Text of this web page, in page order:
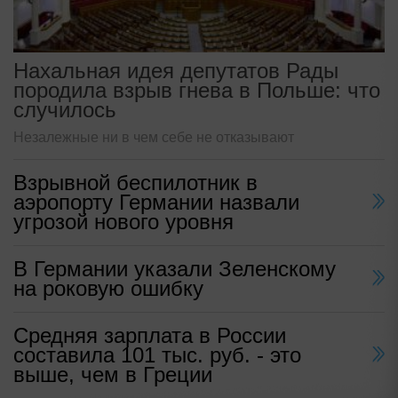
Нахальная идея депутатов Рады
породила взрыв гнева в Польше: что
случилось
Незалежные ни в чем себе не отказывают
Взрывной беспилотник в
аэропорту Германии назвали
угрозой нового уровня
В Германии указали Зеленскому
на роковую ошибку
Средняя зарплата в России
составила 101 тыс. руб. - это
выше, чем в Греции